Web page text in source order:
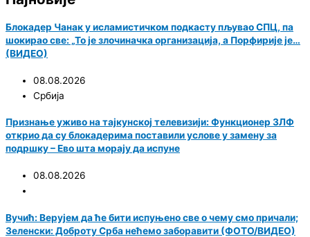
Блокадер Чанак у исламистичком подкасту пљувао СПЦ, па
шокирао све: „То је злочиначка организација, а Порфирије је…
(ВИДЕО)
08.08.2026
Србија
Признање уживо на тајкунској телевизији: Функционер ЗЛФ
открио да су блокадерима поставили услове у замену за
подршку – Ево шта морају да испуне
08.08.2026
Вучић: Верујем да ће бити испуњено све о чему смо причали;
Зеленски: Доброту Срба нећемо заборавити (ФОТО/ВИДЕО)